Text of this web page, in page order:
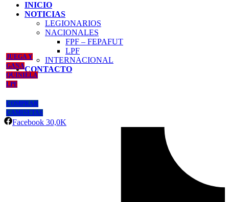
INICIO
NOTICIAS
LEGIONARIOS
NACIONALES
FPF – FEPAFUT
LPF
INTERNACIONAL
CONTACTO
JUEGA Y
GANA
QUINIELA
LPF
COMPRAR
CAMISETAS
Facebook 30,0K